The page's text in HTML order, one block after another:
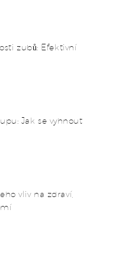
zubů: Efektivní
Jak se vyhnout
vliv na zdraví,